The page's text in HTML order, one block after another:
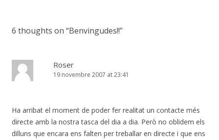
6 thoughts on “Benvingudes!!”
Roser
19 novembre 2007 at 23:41
Ha arribat el moment de poder fer realitat un contacte més
directe amb la nostra tasca del dia a dia. Però no oblidem els
dilluns que encara ens falten per treballar en directe i que ens